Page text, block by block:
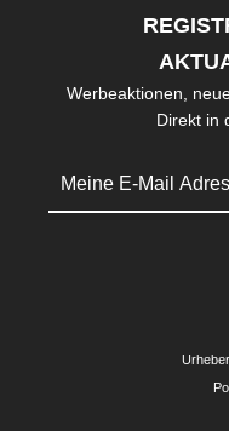
Werbeaktionen,
Direkt in